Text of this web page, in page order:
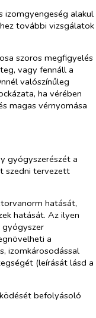
izomgyengeség alakul
további vizsgálatok
szoros megfigyelés
vagy fennáll a
valószínűleg
ha vérében
magas vérnyomása
gyógyszerészét a
szedni tervezett
hatását,
hatását. Az ilyen
gyógyszer
a
izomkárosodással
(leírását lásd a
befolyásoló